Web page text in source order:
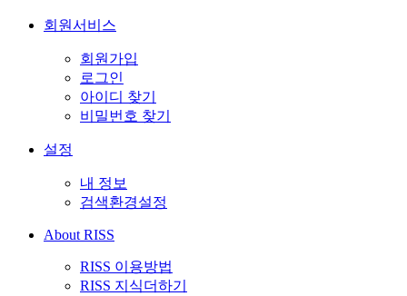
회원서비스
회원가입
로그인
아이디 찾기
비밀번호 찾기
설정
내 정보
검색환경설정
About RISS
RISS 이용방법
RISS 지식더하기